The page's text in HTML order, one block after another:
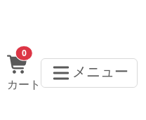
0
カート
メニュー